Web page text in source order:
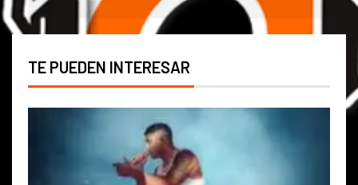
TE PUEDEN INTERESAR